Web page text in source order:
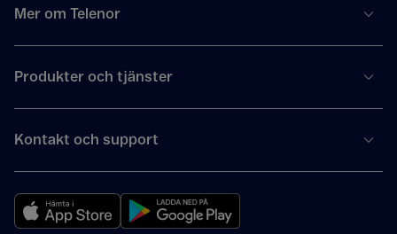
Mer om Telenor
Produkter och tjänster
Kontakt och support